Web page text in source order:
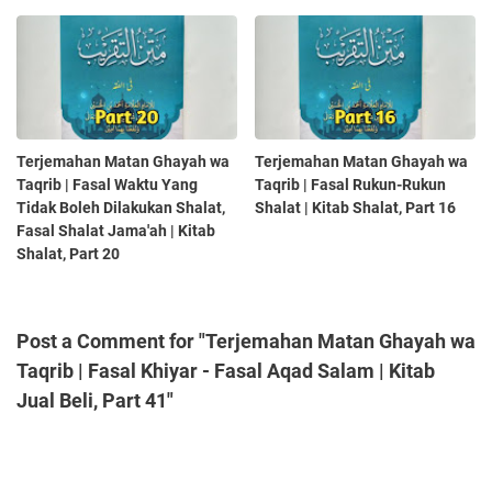
Terjemahan Matan Ghayah wa
Taqrib | Fasal Waktu Yang
Tidak Boleh Dilakukan Shalat,
Fasal Shalat Jama'ah | Kitab
Shalat, Part 20
Terjemahan Matan Ghayah wa
Taqrib | Fasal Rukun-Rukun
Shalat | Kitab Shalat, Part 16
Post a Comment for "Terjemahan Matan Ghayah wa
Taqrib | Fasal Khiyar - Fasal Aqad Salam | Kitab
Jual Beli, Part 41"